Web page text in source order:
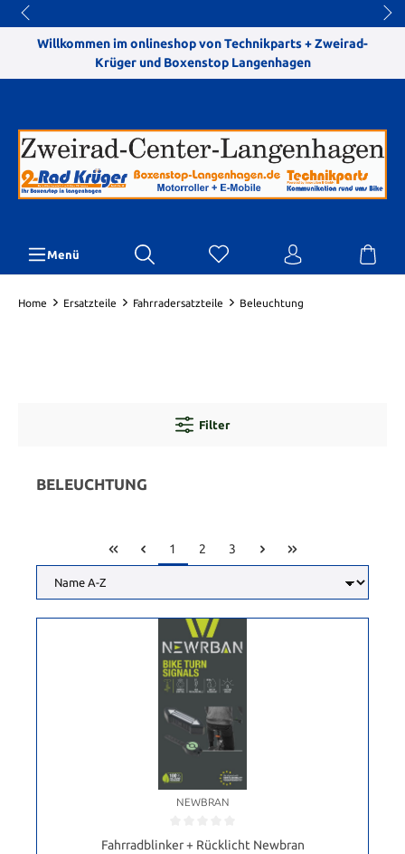
Willkommen im onlineshop von Technikparts + Zweirad-
Krüger und Boxenstop Langenhagen
Menü
Home Ersatzteile Fahrradersatzteile Beleuchtung
Filter
BELEUCHTUNG
1 2 3
NEWBRAN
Fahrradblinker + Rücklicht Newbran